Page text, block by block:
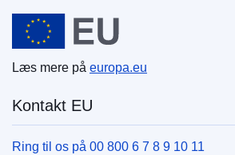
Den Europæiske Union
Læs mere på europa.eu
Kontakt EU
Ring til os på 00 800 6 7 8 9 10 11